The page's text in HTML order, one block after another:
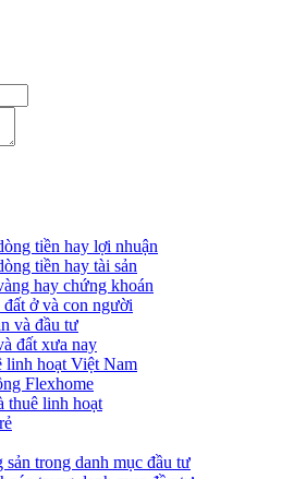
tiền hay lợi nhuận
tiền hay tài sản
hay chứng khoán
ở và con người
và đầu tư
đất xưa nay
linh hoạt Việt Nam
Flexhome
thuê linh hoạt
sản trong danh mục đầu tư